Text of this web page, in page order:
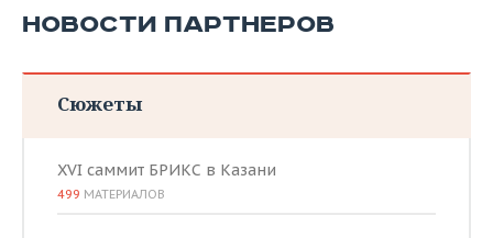
НОВОСТИ ПАРТНЕРОВ
Сюжеты
XVI саммит БРИКС в Казани
499 МАТЕРИАЛОВ